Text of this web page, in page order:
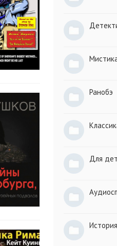
Ранобэ
Для
История